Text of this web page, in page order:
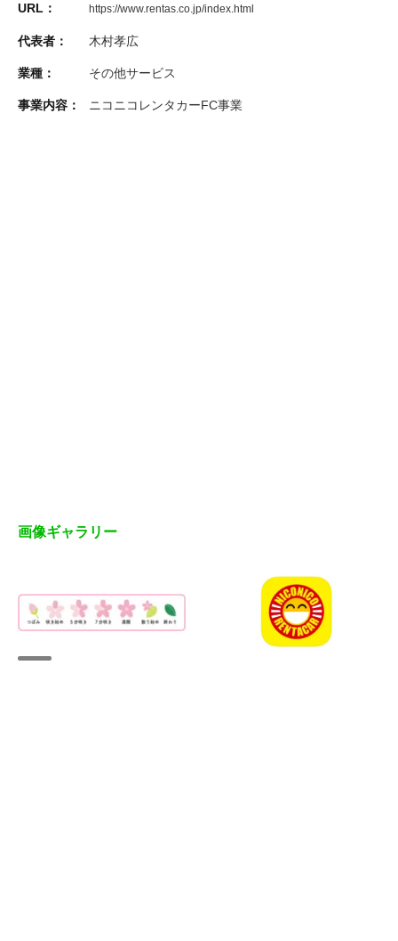
URL： https://www.rentas.co.jp/index.html
代表者： 木村孝広
業種： その他サービス
事業内容： ニコニコレンタカーFC事業
画像ギャラリー